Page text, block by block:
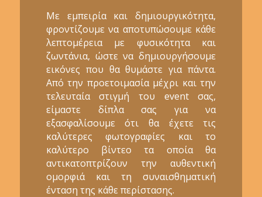
Με εμπειρία και δημιουργικότητα,
φροντίζουμε να αποτυπώσουμε κάθε
λεπτομέρεια με φυσικότητα και
ζωντάνια, ώστε να δημιουργήσουμε
εικόνες που θα θυμάστε για πάντα.
Από την προετοιμασία μέχρι και την
τελευταία στιγμή του event σας,
είμαστε δίπλα σας για να
εξασφαλίσουμε ότι θα έχετε τις
καλύτερες φωτογραφίες και το
καλύτερο βίντεο τα οποία θα
αντικατοπτρίζουν την αυθεντική
ομορφιά και τη συναισθηματική
ένταση της κάθε περίστασης.